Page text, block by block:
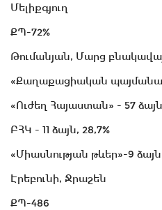
Մելիքգյուղ
ՔՊ-72%
Թումանյան, Մարց
«Քաղաքացիական
«Ուժեղ Հայաստան» - 57 ձայն,
ԲՀԿ - 11 ձայն, 28,7%
«Միասնության թևեր»-9
Էրեբունի, Ջրաշեն
ՔՊ-486